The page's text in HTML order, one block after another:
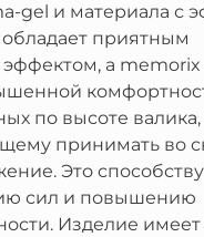
gel и материала с
обладает приятным
а memorix
по высоте валика,
принимать во
Это
сил и повышению
Изделие